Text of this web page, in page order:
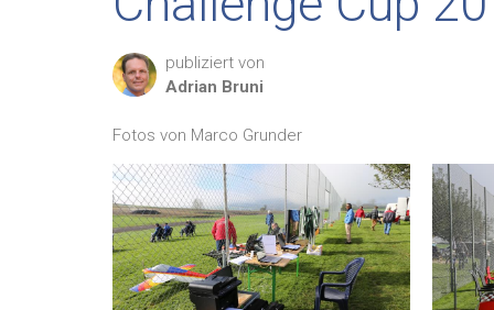
publiziert von
Adrian Bruni
Fotos von Marco Grunder